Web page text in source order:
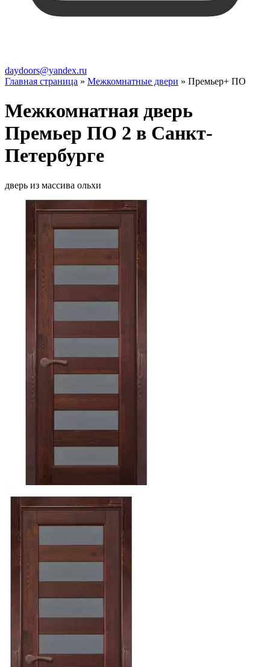
daydoors@yandex.ru
Главная страница » Межкомнатные двери » Премьер+ ПО
Межкомнатная дверь
Премьер ПО 2 в Санкт-
Петербурге
дверь из массива ольхи